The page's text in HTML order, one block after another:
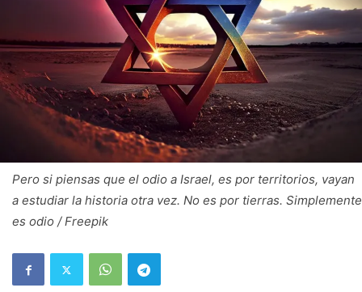
Pero si piensas que el odio a Israel, es por territorios, vayan
a estudiar la historia otra vez. No es por tierras. Simplemente
es odio / Freepik